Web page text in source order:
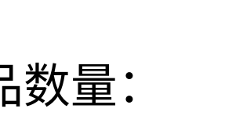
数量：